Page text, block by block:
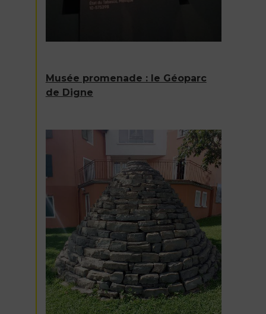
Musée promenade : le Géoparc
de Digne